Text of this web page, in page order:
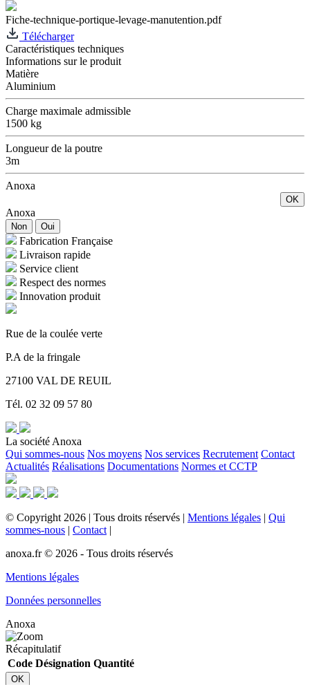
Fiche-technique-portique-levage-manutention.pdf
Télécharger
Caractéristiques techniques
Informations sur le produit
Matière
Aluminium
Charge maximale admissible
1500 kg
Longueur de la poutre
3m
Anoxa
OK
Anoxa
Non Oui
Fabrication Française
Livraison rapide
Service client
Respect des normes
Innovation produit
Rue de la coulée verte
P.A de la fringale
27100 VAL DE REUIL
Tél. 02 32 09 57 80
La société Anoxa
Qui sommes-nous Nos moyens Nos services Recrutement Contact
Actualités Réalisations Documentations Normes et CCTP
© Copyright 2026 | Tous droits réservés | Mentions légales | Qui
sommes-nous | Contact |
anoxa.fr © 2026 - Tous droits réservés
Mentions légales
Données personnelles
Anoxa
Récapitulatif
Code Désignation Quantité
OK